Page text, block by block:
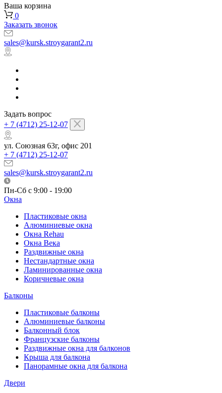
Ваша корзина
0
Заказать звонок
sales@kursk.stroygarant2.ru
Задать вопрос
+ 7 (4712) 25-12-07
ул. Союзная 63г, офис 201
+ 7 (4712) 25-12-07
sales@kursk.stroygarant2.ru
Пн-Сб с 9:00 - 19:00
Окна
Пластиковые окна
Алюминиевые окна
Окна Rehau
Окна Века
Раздвижные окна
Нестандартные окна
Ламинированные окна
Коричневые окна
Балконы
Пластиковые балконы
Алюминиевые балконы
Балконный блок
Французские балконы
Раздвижные окна для балконов
Крыша для балкона
Панорамные окна для балкона
Двери